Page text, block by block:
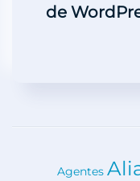
de
Agentes